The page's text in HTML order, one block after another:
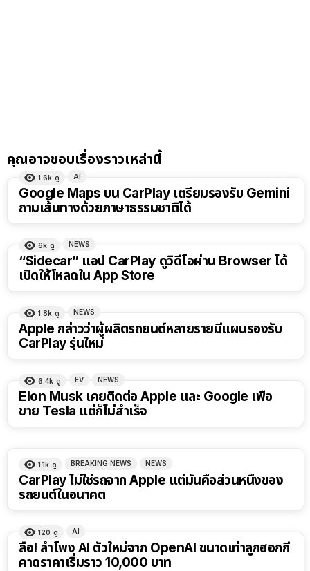
คุณอาจชอบเรื่องราวเหล่านี้
1.6k ดู AI
Google Maps บน CarPlay เตรียมรองรับ Gemini
ถามเส้นทางด้วยภาษาธรรมชาติได้
6k ดู NEWS
“Sidecar” แอป CarPlay ดูวิดีโอผ่าน Browser ได้
เปิดให้โหลดใน App Store
1.8k ดู NEWS
Apple กล่าวว่าผู้ผลิตรถยนต์หลายรายมีแผนรองรับ
CarPlay รุ่นใหม่
6.4k ดู EV NEWS
Elon Musk เคยติดต่อ Apple และ Google เพื่อ
ขาย Tesla แต่ก็ไม่สำเร็จ
1.1k ดู BREAKING NEWS NEWS
CarPlay ไม่ใช่รถจาก Apple แต่มันคือส่วนหนึ่งของ
รถยนต์ในอนาคต
120 ดู AI
ลือ! ลำโพง AI ตัวใหม่จาก OpenAI ขนาดเท่าลูกฮอกกี้
คาดราคาเริ่มราว 10,000 บาท